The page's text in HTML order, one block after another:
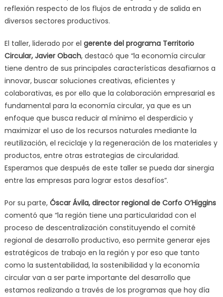
reflexión respecto de los flujos de entrada y de salida en
diversos sectores productivos.
El taller, liderado por el gerente del programa Territorio
Circular, Javier Obach, destacó que “la economía circular
tiene dentro de sus principales características desafiarnos a
innovar, buscar soluciones creativas, eficientes y
colaborativas, es por ello que la colaboración empresarial es
fundamental para la economía circular, ya que es un
enfoque que busca reducir al mínimo el desperdicio y
maximizar el uso de los recursos naturales mediante la
reutilización, el reciclaje y la regeneración de los materiales y
productos, entre otras estrategias de circularidad.
Esperamos que después de este taller se pueda dar sinergia
entre las empresas para lograr estos desafíos”.
Por su parte, Óscar Ávila, director regional de Corfo O’Higgins
comentó que “la región tiene una particularidad con el
proceso de descentralización constituyendo el comité
regional de desarrollo productivo, eso permite generar ejes
estratégicos de trabajo en la región y por eso que tanto
como la sustentabilidad, la sostenibilidad y la economía
circular van a ser parte importante del desarrollo que
estamos realizando a través de los programas que hoy día